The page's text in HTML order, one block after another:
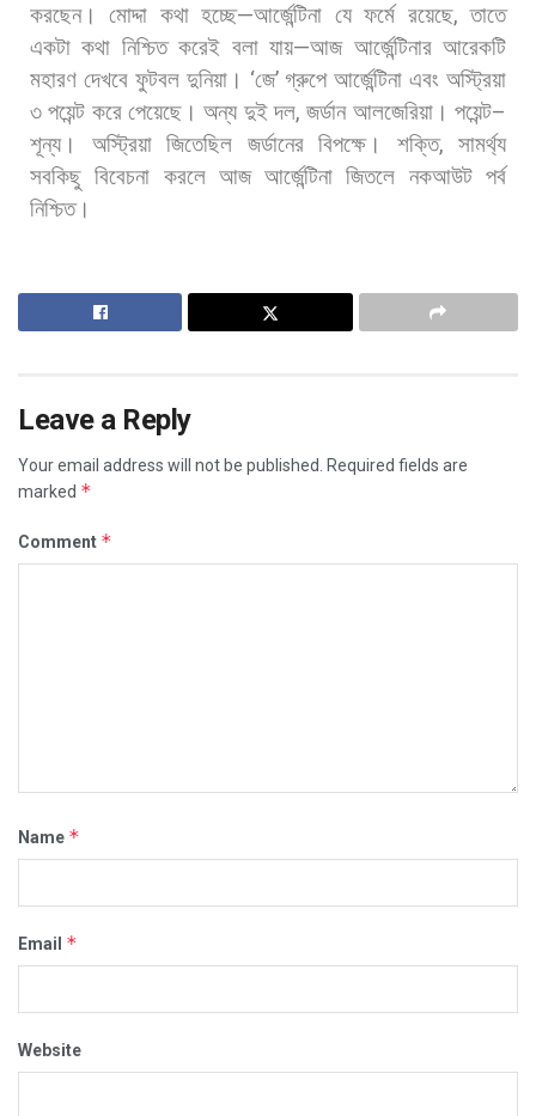
করছেন।
মোদ্দা কথা হচ্ছে—আর্জেন্টিনা যে ফর্মে রয়েছে,তাতে
একটা কথা নিশ্চিত করেই বলা যায়—আজ আর্জেন্টিনার আরেকটি
মহারণ দেখবে ফুটবল দুনিয়া। ‘জে’ গ্রুপে আর্জেন্টিনা এবং অস্ট্রিয়া
৩ পয়েন্ট করে পেয়েছে। অন্য দুই দল,জর্ডান আলজেরিয়া। পয়েন্ট–
শূন্য। অস্ট্রিয়া জিতেছিল জর্ডানের বিপক্ষে। শক্তি, সামর্থ্য
সবকিছু বিবেচনা করলে আজ আর্জেন্টিনা জিতলে নকআউট পর্ব
নিশ্চিত।
Leave a Reply
Your email address will not be published.
Required fields are
marked *
Comment *
Name *
Email *
Website